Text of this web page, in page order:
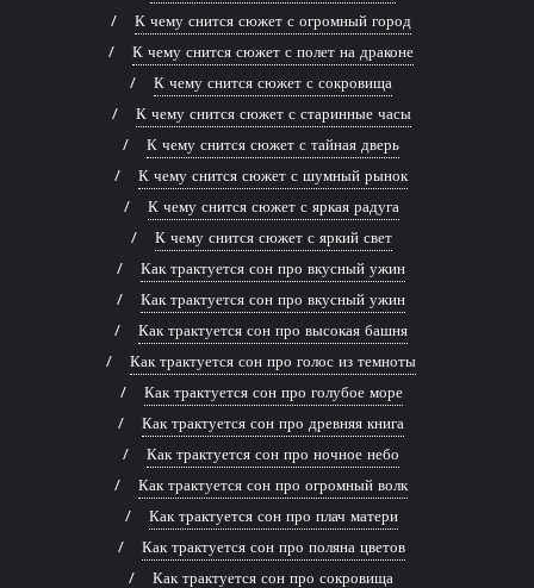
К чему снится сюжет с огромный город
К чему снится сюжет с полет на драконе
К чему снится сюжет с сокровища
К чему снится сюжет с старинные часы
К чему снится сюжет с тайная дверь
К чему снится сюжет с шумный рынок
К чему снится сюжет с яркая радуга
К чему снится сюжет с яркий свет
Как трактуется сон про вкусный ужин
Как трактуется сон про вкусный ужин
Как трактуется сон про высокая башня
Как трактуется сон про голос из темноты
Как трактуется сон про голубое море
Как трактуется сон про древняя книга
Как трактуется сон про ночное небо
Как трактуется сон про огромный волк
Как трактуется сон про плач матери
Как трактуется сон про поляна цветов
Как трактуется сон про сокровища